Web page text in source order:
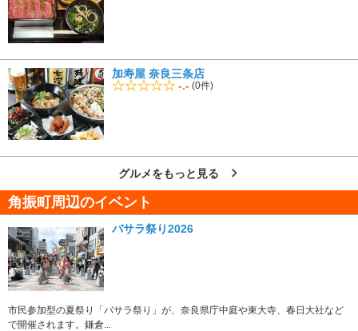
加寿屋 奈良三条店
-.- (0件)
グルメをもっと見る
角振町周辺のイベント
バサラ祭り2026
市民参加型の夏祭り「バサラ祭り」が、奈良県庁中庭や東大寺、春日大社など
で開催されます。鎌倉...